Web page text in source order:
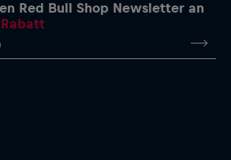
% Baumwolle, 5 % Elastan
Produkts unterstützt du die
Red Bull Shop Newsletter an
Rabatt